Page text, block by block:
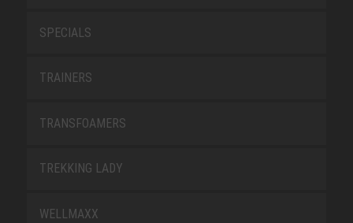
SPECIALS
TRAINERS
TRANSFOAMERS
TREKKING LADY
WELLMAXX